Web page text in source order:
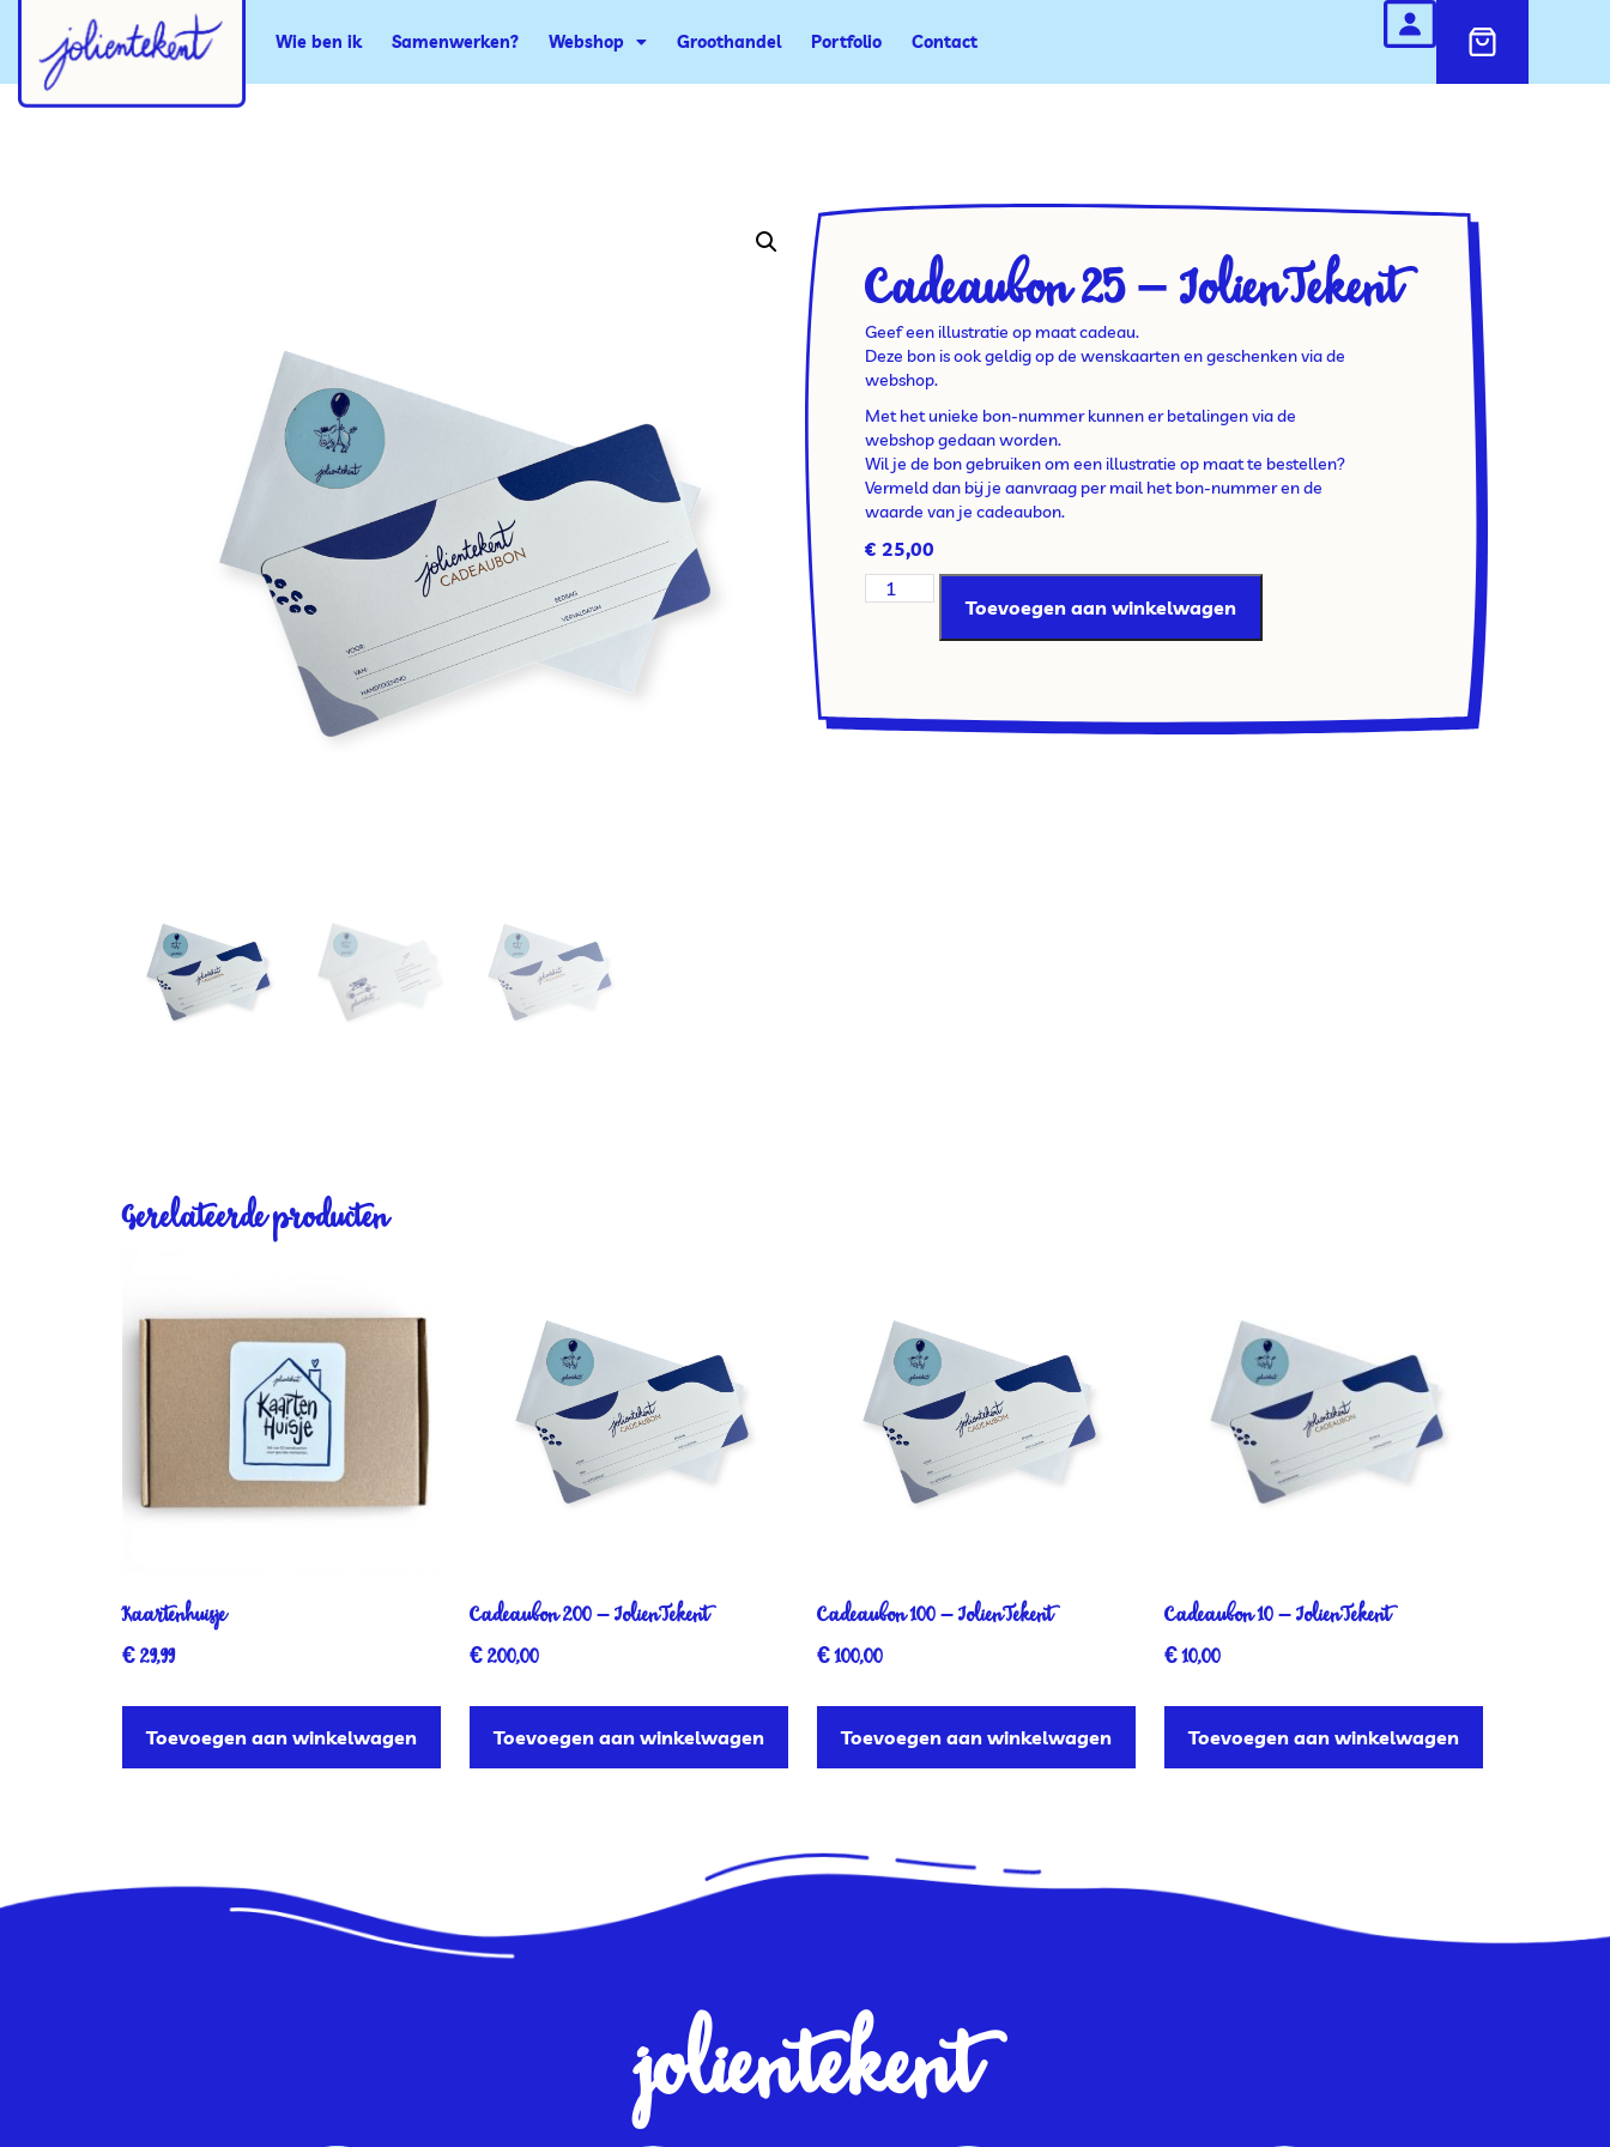
Wie ben ik Samenwerken? Webshop Groothandel Portfolio Contact
Cadeaubon 25 – JolienTekent
Geef een illustratie op maat cadeau.
Deze bon is ook geldig op de wenskaarten en geschenken via de
webshop.
Met het unieke bon-nummer kunnen er betalingen via de
webshop gedaan worden.
Wil je de bon gebruiken om een illustratie op maat te bestellen?
Vermeld dan bij je aanvraag per mail het bon-nummer en de
waarde van je cadeaubon.
€ 25,00
Toevoegen aan winkelwagen
Gerelateerde producten
Kaartenhuisje
€29,99
Toevoegen aan winkelwagen
Cadeaubon 200 – JolienTekent
€200,00
Toevoegen aan winkelwagen
Cadeaubon 100 – JolienTekent
€100,00
Toevoegen aan winkelwagen
Cadeaubon 10 – JolienTekent
€10,00
Toevoegen aan winkelwagen
jolientekent